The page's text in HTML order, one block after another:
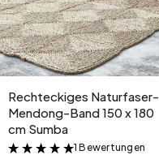
Rechteckiges Naturfaser-
Mendong-Band 150 x 180
cm Sumba
&
1 Bewertungen